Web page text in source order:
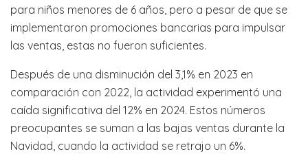
para niños menores de 6 años, pero a pesar de que se
implementaron promociones bancarias para impulsar
las ventas, estas no fueron suficientes.
Después de una disminución del 3,1% en 2023 en
comparación con 2022, la actividad experimentó una
caída significativa del 12% en 2024. Estos números
preocupantes se suman a las bajas ventas durante la
Navidad, cuando la actividad se retrajo un 6%.